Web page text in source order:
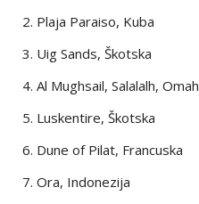
Plaja Paraiso, Kuba
Uig Sands, Škotska
Al Mughsail, Salalalh, Omah
Luskentire, Škotska
Dune of Pilat, Francuska
Ora, Indonezija